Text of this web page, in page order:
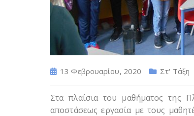
13 Φεβρουαρίου, 2020 Στ' Τάξη
Στα πλαίσια του μαθήματος της
αποστάσεως εργασία με τους